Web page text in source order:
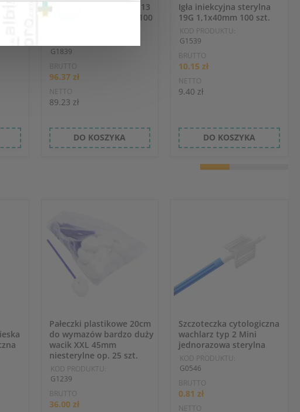
Ostrza chirurgiczne nr 13
sterylne jednorazowe 100
G1839
96.37 zł
NETTO
89.23 zł
DO KOSZYKA
Igła iniekcyjna sterylna
19G 1,1x40mm 100 szt.
KOD PRODUKTU:
G1539
BRUTTO
10.15 zł
NETTO
9.40 zł
DO KOSZYKA
Pałeczki plastikowe 20cm
do wymazów bardzo duży
wacik XXL 45mm
niesterylne op. 25 szt.
KOD PRODUKTU:
G1239
BRUTTO
36.00 zł
Szczoteczka cytologiczna
wachlarz typ 2 Mini
jednorazowa sterylna
KOD PRODUKTU:
G0546
BRUTTO
0.81 zł
NETTO